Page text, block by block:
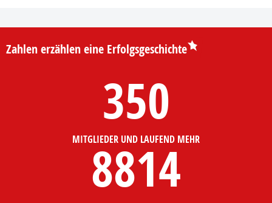
Zahlen erzählen eine Erfolgsgeschichte
350
MITGLIEDER UND LAUFEND MEHR
8814